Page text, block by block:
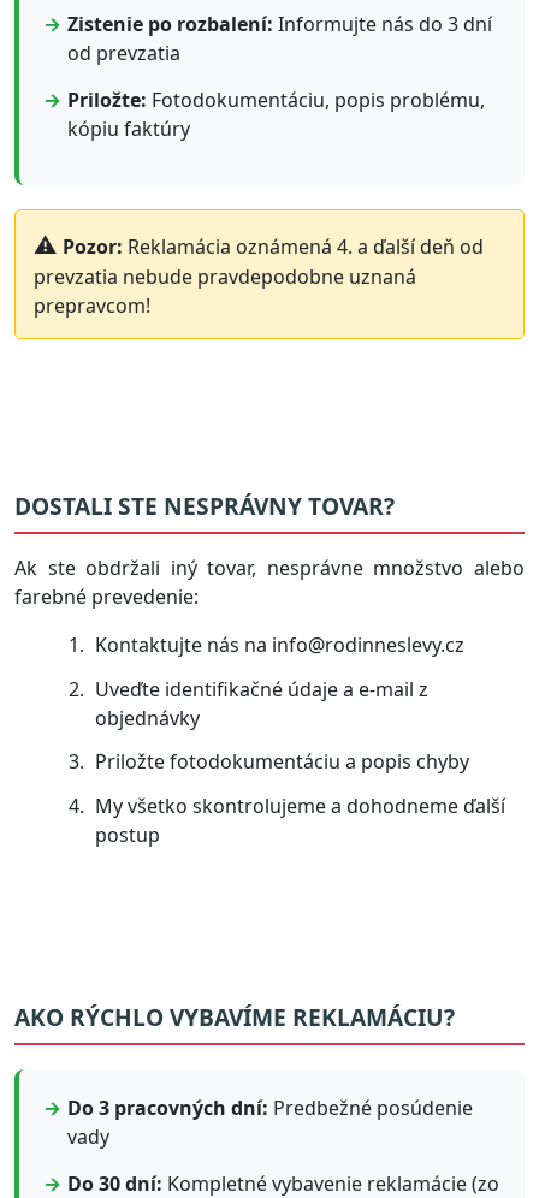
Zistenie po rozbalení: Informujte nás do 3 dní
od prevzatia
Priložte: Fotodokumentáciu, popis problému,
kópiu faktúry
Pozor: Reklamácia oznámená 4. a ďalší deň od
prevzatia nebude pravdepodobne uznaná
prepravcom!
DOSTALI STE NESPRÁVNY TOVAR?
Ak ste obdržali iný tovar, nesprávne množstvo alebo
farebné prevedenie:
Kontaktujte nás na info@rodinneslevy.cz
Uveďte identifikačné údaje a e-mail z
objednávky
Priložte fotodokumentáciu a popis chyby
My všetko skontrolujeme a dohodneme ďalší
postup
AKO RÝCHLO VYBAVÍME REKLAMÁCIU?
Do 3 pracovných dní: Predbežné posúdenie
vady
Do 30 dní: Kompletné vybavenie reklamácie (zo